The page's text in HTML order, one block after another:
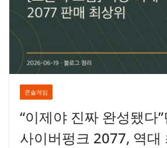
콘솔게임
“이제야 진짜 완성됐다
사이버펑크 2077, 역대